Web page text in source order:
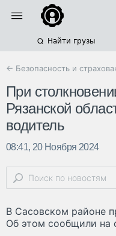
Найти грузы
← Безопасность и
При
Рязанской
водитель
08:41, 20 Ноября 2024
В Сасовском районе
Об этом сообщили на